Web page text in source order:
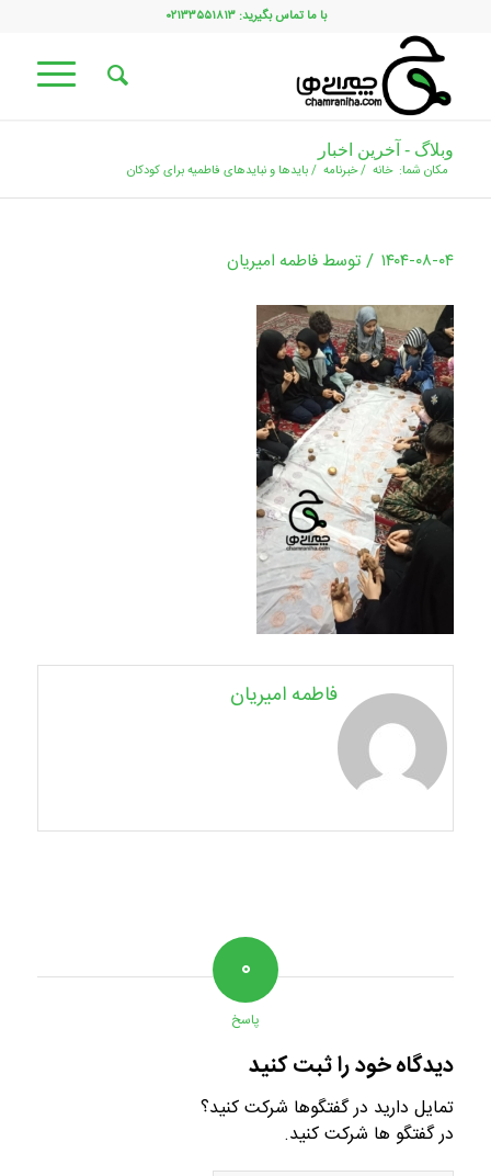
با ما تماس بگیرید: ۰۲۱۳۳۵۵۱۸۱۳
وبلاگ - آخرین اخبار
مکان شما: خانه /خبرنامه /بایدها و نبایدهای فاطمیه برای کودکان
۱۴۰۴-۰۸-۰۴ / توسطفاطمه امیریان
فاطمه امیریان
۰
پاسخ
دیدگاه خود را ثبت کنید
تمایل دارید در گفتگوها شرکت کنید؟
در گفتگو ها شرکت کنید.